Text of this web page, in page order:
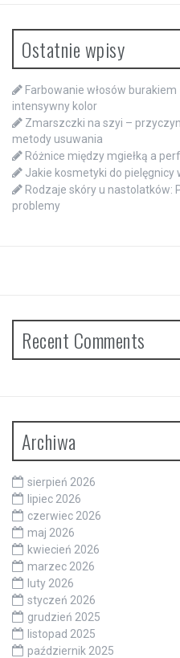
Ostatnie wpisy
Farbowanie włosów
intensywny kolor
Zmarszczki na szyi –
metody usuwania
Różnice między mgiełką a
Jakie kosmetyki do pielęgnicy
Rodzaje skóry u nastolatków:
problemy
Recent Comments
Archiwa
sierpień 2026
lipiec 2026
czerwiec 2026
maj 2026
kwiecień 2026
marzec 2026
luty 2026
styczeń 2026
grudzień 2025
listopad 2025
październik 2025